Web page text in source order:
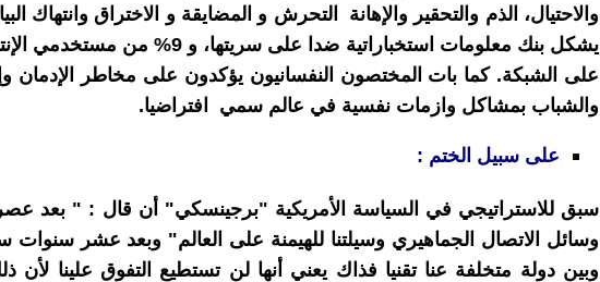
والاحتيال، الذم والتحقير والإهانة التحرش و المضايقة و الاختراق وانتهاك
يشكل بنك معلومات استخباراتية ضدا
على الشبكة. كما بات المختصون النفسانيون يؤكدون على مخاطر الإدمان
والشباب بمشاكل وازمات نفسية في عالم سمي افتراضيا.
على سبيل الختم :
سبق للاستراتيجي في السياسة الأمريكية "برجينسكي" أن قال : " بعد
وسائل الاتصال الجماهيري وسيلتنا للهيمنة على العالم" وبعد عشر سنوات
وبين دولة متخلفة عنا تقنيا فذاك يعني أنها لن تستطيع التفوق علينا لأن